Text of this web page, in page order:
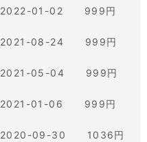
2022-01-02 999円
2021-08-24 999円
2021-05-04 999円
2021-01-06 999円
2020-09-30 1036円